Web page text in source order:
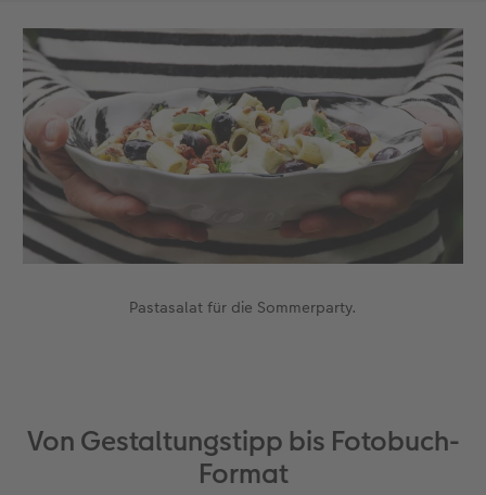
Pastasalat für die Sommerparty.
Von Gestaltungstipp bis Fotobuch-
Format